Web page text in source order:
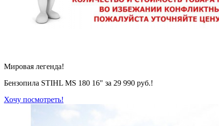
Мировая легенда!
Бензопила STIHL MS 180 16" за 29 990 руб.!
Хочу посмотреть!